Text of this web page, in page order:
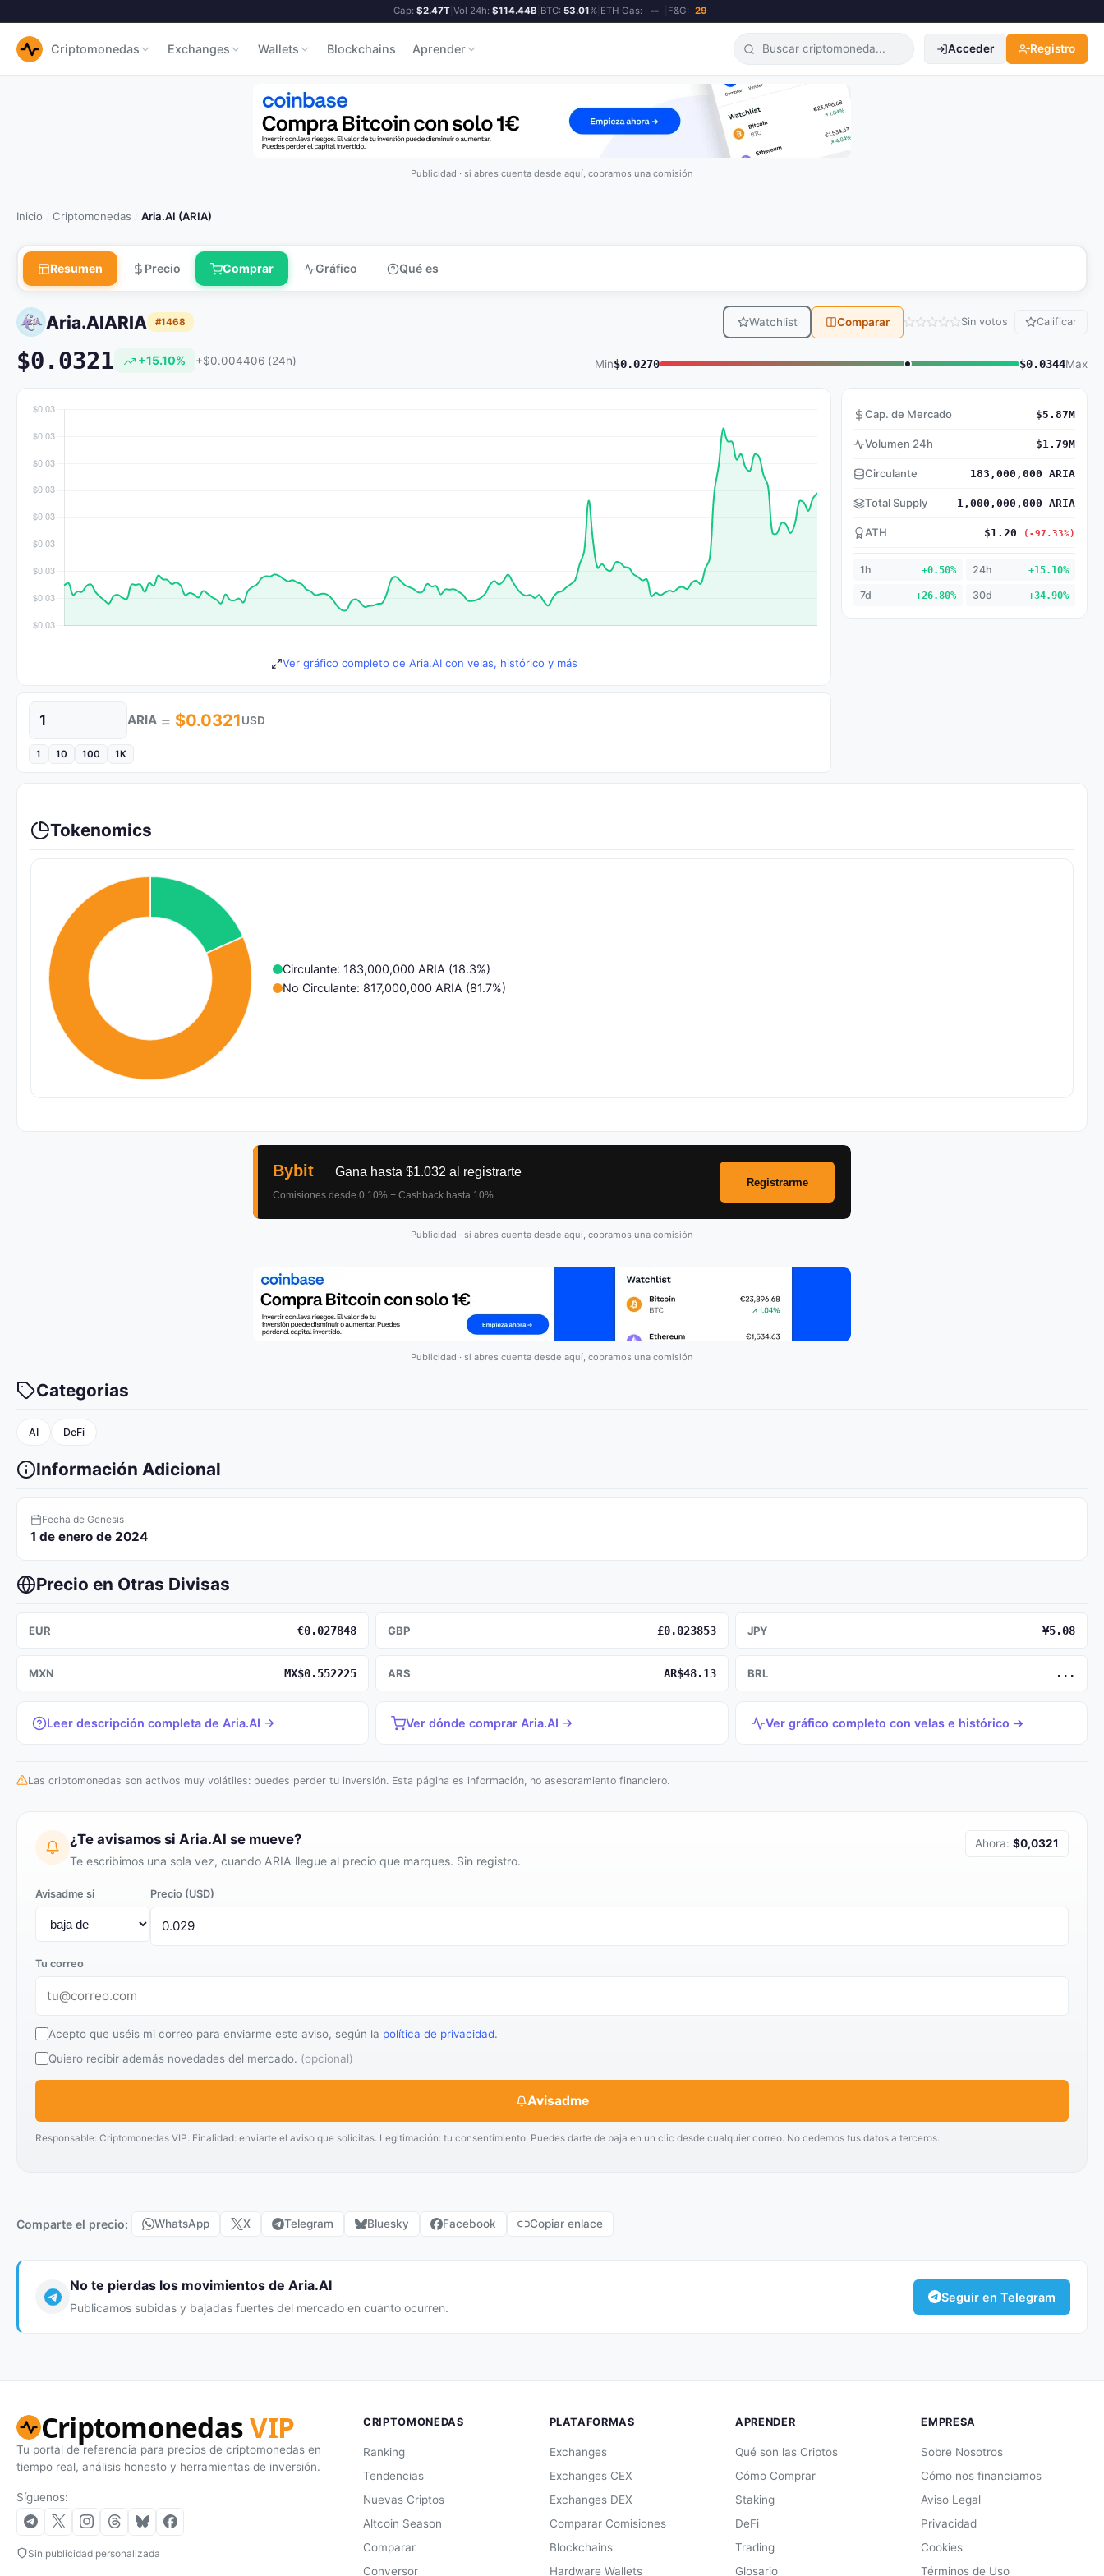
Cap: $2.47T| Vol 24h: $114.44B| BTC: 53.01%| ETH Gas: -- F&G: 29
Criptomonedas Exchanges Wallets Blockchains Aprender Acceder Registro
Publicidad · si abres cuenta desde aquí, cobramos una comisión
Inicio Criptomonedas Aria.AI (ARIA)
Resumen Precio Comprar Gráfico Qué es
Aria.AIARIA #1468 Watchlist Comparar Sin votos Calificar
$0.0321 +15.10% +$0.004406 (24h) Min$0.0270 $0.0344Max
Ver gráfico completo de Aria.AI con velas, histórico y más
Cantidad ARIA = $0.0321USD
1 10 100 1K
Cap. de Mercado $5.87M
Volumen 24h $1.79M
Circulante 183,000,000 ARIA
Total Supply 1,000,000,000 ARIA
ATH $1.20 (-97.33%)
1h +0.50% 24h +15.10%
7d +26.80% 30d +34.90%
Tokenomics
Circulante: 183,000,000 ARIA (18.3%)
No Circulante: 817,000,000 ARIA (81.7%)
Publicidad · si abres cuenta desde aquí, cobramos una comisión
Publicidad · si abres cuenta desde aquí, cobramos una comisión
Categorias
AI DeFi
Información Adicional
Fecha de Genesis
1 de enero de 2024
Precio en Otras Divisas
EUR €0.027848 GBP £0.023853 JPY ¥5.08
MXN MX$0.552225 ARS AR$48.13 BRL ...
Leer descripción completa de Aria.AI → Ver dónde comprar Aria.AI → Ver gráfico completo con velas e histórico →
Las criptomonedas son activos muy volátiles: puedes perder tu inversión. Esta página es información, no asesoramiento financiero.
¿Te avisamos si Aria.AI se mueve?
Te escribimos una sola vez, cuando ARIA llegue al precio que marques. Sin registro.
Ahora: $0,0321
Avisadme si Precio (USD)
Tu correo
Acepto que uséis mi correo para enviarme este aviso, según la política de privacidad.
Quiero recibir además novedades del mercado. (opcional)
Avisadme
Responsable: Criptomonedas VIP. Finalidad: enviarte el aviso que solicitas. Legitimación: tu consentimiento. Puedes darte de baja en un clic desde cualquier correo. No cedemos tus datos a terceros.
Comparte el precio: WhatsApp X Telegram Bluesky Facebook Copiar enlace
No te pierdas los movimientos de Aria.AI
Publicamos subidas y bajadas fuertes del mercado en cuanto ocurren.
Seguir en Telegram
CriptomonedasVIP
Tu portal de referencia para precios de criptomonedas en
tiempo real, análisis honesto y herramientas de inversión.
Síguenos:
Sin publicidad personalizada
CRIPTOMONEDAS
Ranking
Tendencias
Nuevas Criptos
Altcoin Season
Comparar
Conversor
PLATAFORMAS
Exchanges
Exchanges CEX
Exchanges DEX
Comparar Comisiones
Blockchains
Hardware Wallets
APRENDER
Qué son las Criptos
Cómo Comprar
Staking
DeFi
Trading
Glosario
EMPRESA
Sobre Nosotros
Cómo nos financiamos
Aviso Legal
Privacidad
Cookies
Términos de Uso